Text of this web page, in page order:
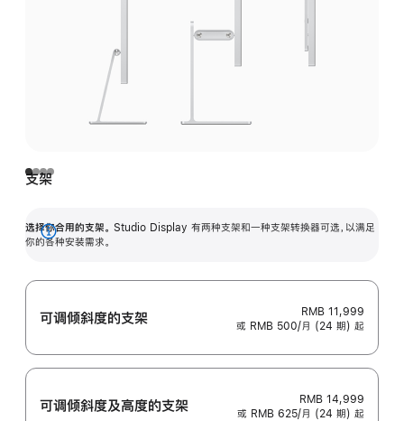
支架
选择你合用的支架。 Studio Display 有两种支架和一种支架转换器可选，以满足
你的各种安装需求。
展
可调倾斜度的支架
RMB 11,999
或 RMB 500/月 (24 期) 起
可调倾斜度及高‍度的支‍架
RMB 14,999
或 RMB 625/月 (24 期) 起